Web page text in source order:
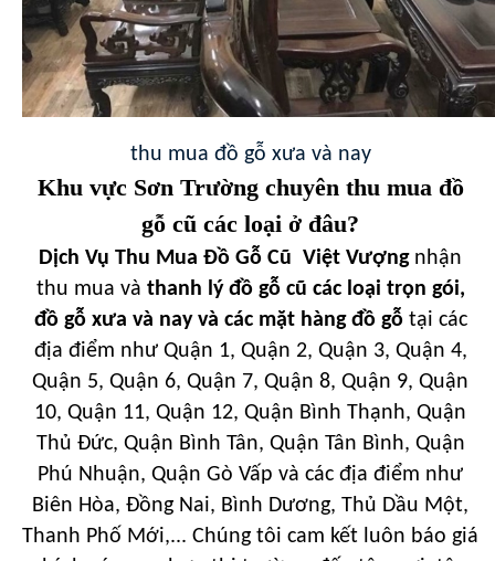
thu mua đồ gỗ xưa và nay
Khu vực Sơn Trường chuyên thu mua đồ
gỗ cũ các loại ở đâu?
Dịch Vụ Thu Mua Đồ Gỗ Cũ Việt Vượng nhận
thu mua và thanh lý đồ gỗ cũ các loại trọn gói,
đồ gỗ xưa và nay và các mặt hàng đồ gỗ tại các
địa điểm như Quận 1, Quận 2, Quận 3, Quận 4,
Quận 5, Quận 6, Quận 7, Quận 8, Quận 9, Quận
10, Quận 11, Quận 12, Quận Bình Thạnh, Quận
Thủ Đức, Quận Bình Tân, Quận Tân Bình, Quận
Phú Nhuận, Quận Gò Vấp và các địa điểm như
Biên Hòa, Đồng Nai, Bình Dương, Thủ Dầu Một,
Thanh Phố Mới,... Chúng tôi cam kết luôn báo giá